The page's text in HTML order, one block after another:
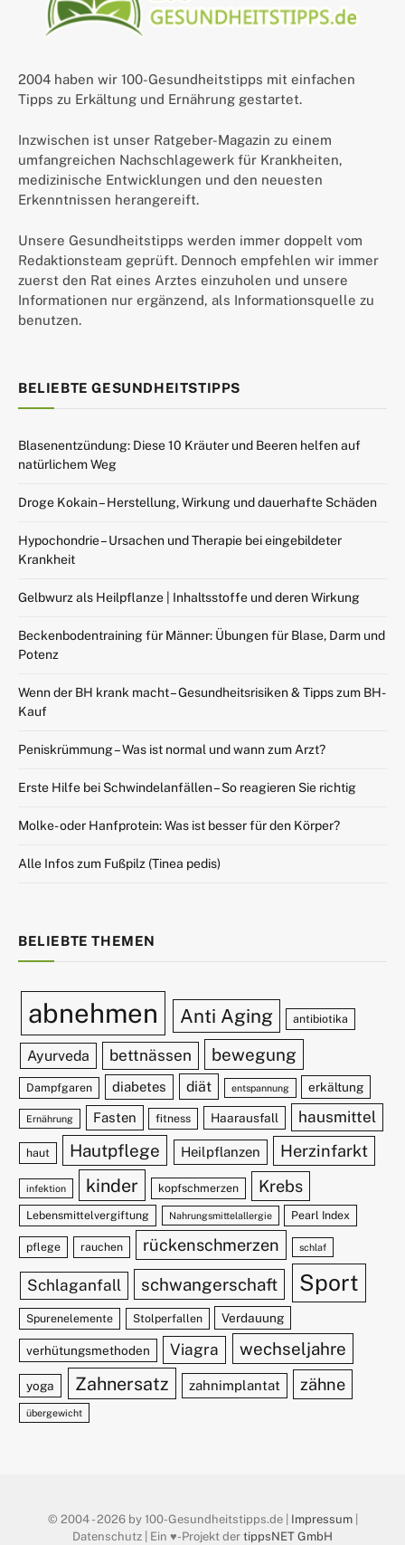
2004 haben wir 100-Gesundheitstipps mit einfachen
Tipps zu Erkältung und Ernährung gestartet.
Inzwischen ist unser Ratgeber-Magazin zu einem
umfangreichen Nachschlagewerk für Krankheiten,
medizinische Entwicklungen und den neuesten
Erkenntnissen herangereift.
Unsere Gesundheitstipps werden immer doppelt vom
Redaktionsteam geprüft. Dennoch empfehlen wir immer
zuerst den Rat eines Arztes einzuholen und unsere
Informationen nur ergänzend, als Informationsquelle zu
benutzen.
BELIEBTE GESUNDHEITSTIPPS
Blasenentzündung: Diese 10 Kräuter und Beeren helfen auf
natürlichem Weg
Droge Kokain – Herstellung, Wirkung und dauerhafte Schäden
Hypochondrie – Ursachen und Therapie bei eingebildeter
Krankheit
Gelbwurz als Heilpflanze | Inhaltsstoffe und deren Wirkung
Beckenbodentraining für Männer: Übungen für Blase, Darm und
Potenz
Wenn der BH krank macht – Gesundheitsrisiken & Tipps zum BH-
Kauf
Peniskrümmung – Was ist normal und wann zum Arzt?
Erste Hilfe bei Schwindelanfällen – So reagieren Sie richtig
Molke- oder Hanfprotein: Was ist besser für den Körper?
Alle Infos zum Fußpilz (Tinea pedis)
BELIEBTE THEMEN
abnehmen Anti Aging antibiotika
Ayurveda bettnässen bewegung
Dampfgaren diabetes diät entspannung erkältung
Ernährung Fasten fitness Haarausfall hausmittel
haut Hautpflege Heilpflanzen Herzinfarkt
infektion kinder kopfschmerzen Krebs
Lebensmittelvergiftung Nahrungsmittelallergie Pearl Index
pflege rauchen rückenschmerzen schlaf
Schlaganfall schwangerschaft Sport
Spurenelemente Stolperfallen Verdauung
verhütungsmethoden Viagra wechseljahre
yoga Zahnersatz zahnimplantat zähne
übergewicht
© 2004 - 2026 by 100-Gesundheitstipps.de | Impressum|
Datenschutz | Ein ♥️-Projekt der tippsNET GmbH